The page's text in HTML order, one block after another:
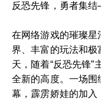
反恐先锋，勇者集
在网络游戏的璀璨
界、丰富的玩法和
天，随着“反恐先锋”
全新的高度。一场
幕，霹雳娇娃的加入